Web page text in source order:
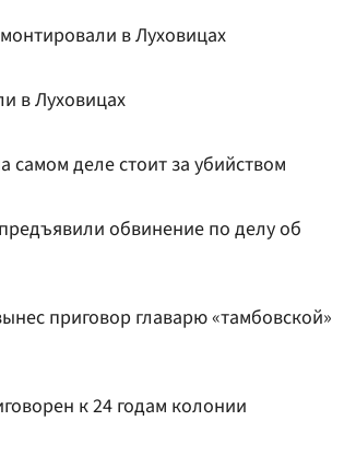
в Луховицах
в Луховицах
самом деле стоит за убийством
обвинение по делу об
приговор главарю «тамбовской»
к 24 годам колонии